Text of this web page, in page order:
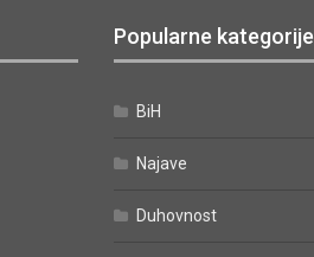
Popularne kategorije
BiH
Najave
Duhovnost